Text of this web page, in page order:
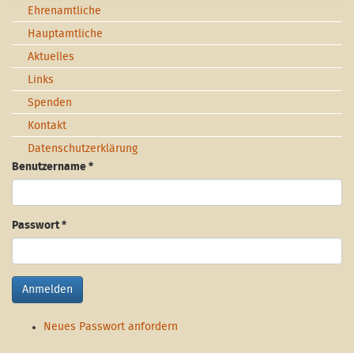
Ehrenamtliche
Hauptamtliche
Aktuelles
Links
Spenden
Kontakt
Datenschutzerklärung
Benutzername *
Passwort*
Anmelden
Neues Passwort anfordern